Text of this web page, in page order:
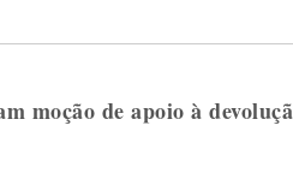
moção de apoio à